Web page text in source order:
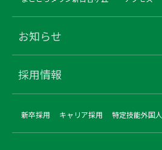
お知らせ
採用情報
新卒採用 キャリア採用 特定技能外国人